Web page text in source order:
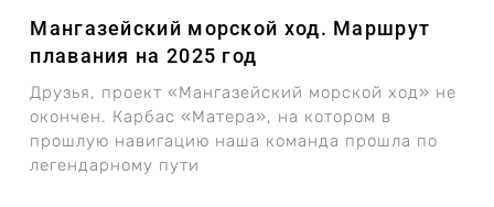
Мангазейский морской ход. Маршрут
плавания на 2025 год
Друзья, проект «Мангазейский морской ход» не
окончен. Карбас «Матера», на котором в
прошлую навигацию наша команда прошла по
легендарному пути